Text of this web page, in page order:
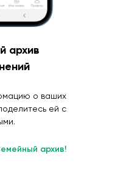
архив
о ваших
ей с
архив!